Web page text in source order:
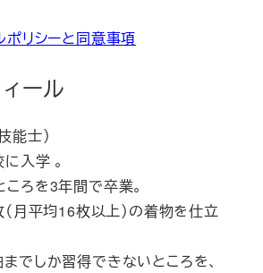
ポリシーと同意事項
ール
能士）
入学 。
ろを3年間で卒業。
月平均16枚以上）の着物を仕立
でしか習得できないところを、